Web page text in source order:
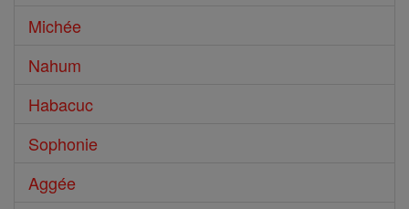
Michée
Nahum
Habacuc
Sophonie
Aggée